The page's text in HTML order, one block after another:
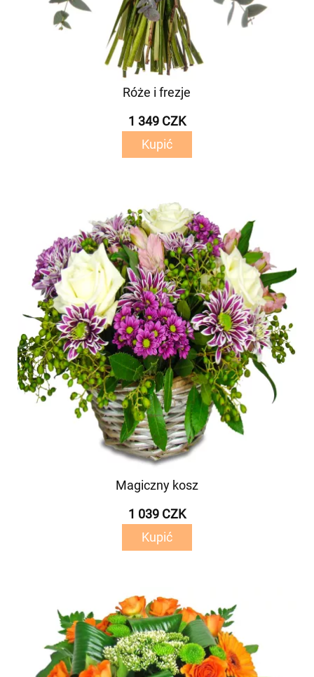
Róże i frezje
1 349 CZK
Kupić
Magiczny kosz
1 039 CZK
Kupić